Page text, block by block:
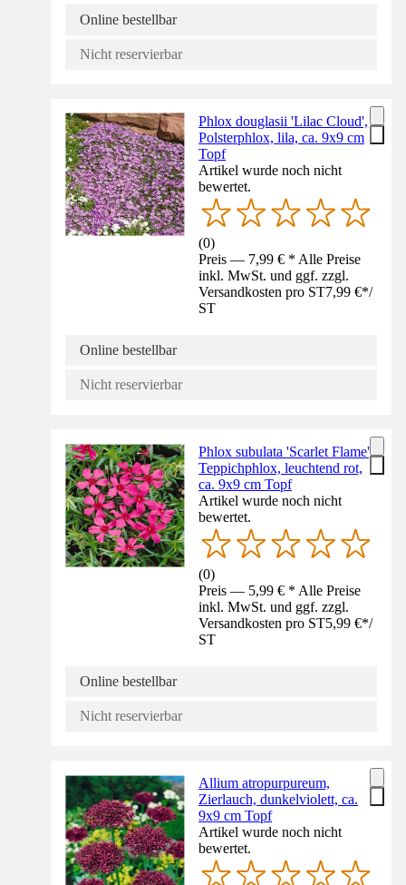
Online bestellbar
Nicht reservierbar
Phlox douglasii 'Lilac Cloud',
Polsterphlox, lila, ca. 9x9 cm
Topf
Artikel wurde noch nicht
bewertet.
(0)
Preis — 7,99 € * Alle Preise
inkl. MwSt. und ggf. zzgl.
Versandkosten pro ST7,99 €*/
ST
Online bestellbar
Nicht reservierbar
Phlox subulata 'Scarlet Flame',
Teppichphlox, leuchtend rot,
ca. 9x9 cm Topf
Artikel wurde noch nicht
bewertet.
(0)
Preis — 5,99 € * Alle Preise
inkl. MwSt. und ggf. zzgl.
Versandkosten pro ST5,99 €*/
ST
Online bestellbar
Nicht reservierbar
Allium atropurpureum,
Zierlauch, dunkelviolett, ca.
9x9 cm Topf
Artikel wurde noch nicht
bewertet.